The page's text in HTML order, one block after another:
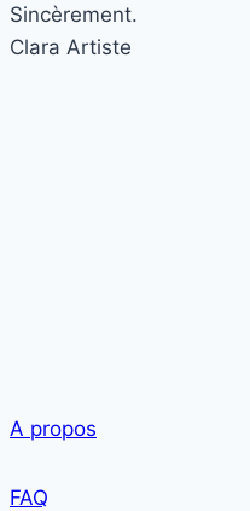
Sincèrement.
Clara Artiste
A propos
FAQ